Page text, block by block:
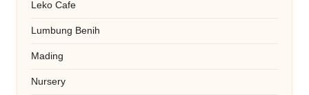
Leko Cafe
Lumbung Benih
Mading
Nursery